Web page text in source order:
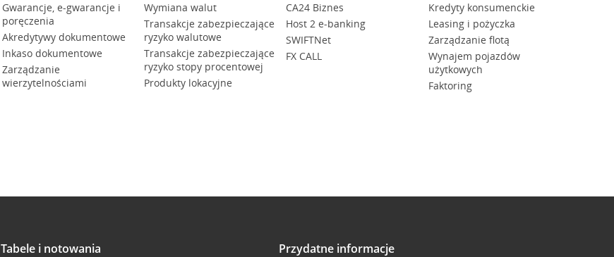
Gwarancje, e-gwarancje i
poręczenia
Akredytywy dokumentowe
Inkaso dokumentowe
Zarządzanie
wierzytelnościami
Wymiana walut
Transakcje zabezpieczające
ryzyko walutowe
Transakcje zabezpieczające
ryzyko stopy procentowej
Produkty lokacyjne
CA24 Biznes
Host 2 e-banking
SWIFTNet
FX CALL
Kredyty konsumenckie
Leasing i pożyczka
Zarządzanie flotą
Wynajem pojazdów
użytkowych
Faktoring
Tabele i notowania Przydatne informacje